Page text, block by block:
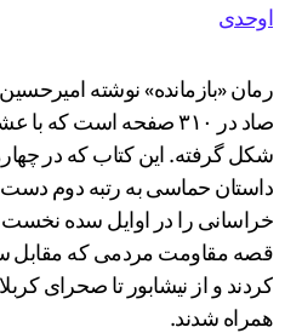
اوحدی
رمان «بازمانده» نوشته امیرحسین
صاد در ۳۱۰ صفحه است که
شکل گرفته. این کتاب که در
داستان حماسی به رتبه دوم دست
خراسانی را در اوایل سده
قصه مقاومت مردمی که مقابل
کردند و از نیشابور تا صحرای
همراه شدند.